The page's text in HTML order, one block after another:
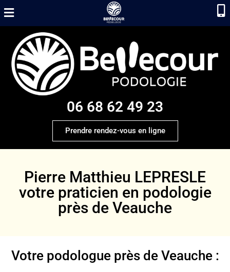
06 68 62 49 23
Prendre rendez-vous en ligne
Pierre Matthieu LEPRESLE
votre praticien en podologie
près de Veauche
Votre podologue près de Veauche :